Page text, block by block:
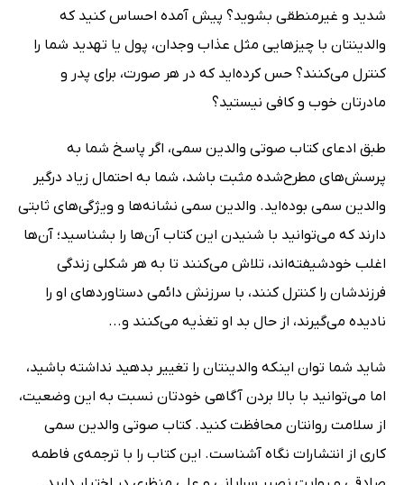
شدید و غیرمنطقی بشوید؟ پیش آمده احساس کنید که
والدینتان با چیزهایی مثل عذاب وجدان، پول یا تهدید شما را
کنترل می‌کنند؟ حس کرده‌اید که در هر صورت، برای پدر و
مادرتان خوب و کافی نیستید؟
طبق ادعای کتاب صوتی والدین سمی، اگر پاسخ شما به
پرسش‌های مطرح‌شده مثبت باشد، شما به احتمال زیاد درگیر
والدین سمی بوده‌اید. والدین سمی نشانه‌ها و ویژگی‌های ثابتی
دارند که می‌توانید با شنیدن این کتاب آن‌ها را بشناسید؛ آن‌ها
اغلب خودشیفته‌اند، تلاش می‌کنند تا به هر شکلی زندگی
فرزندشان را کنترل کنند، با سرزنش دائمی دستاوردهای او را
نادیده می‌گیرند، از حال بد او تغذیه می‌کنند و...
شاید شما توان اینکه والدینتان را تغییر بدهید نداشته باشید،
اما می‌توانید با بالا بردن آگاهی خودتان نسبت به این وضعیت،
از سلامت روانتان محافظت کنید. کتاب صوتی والدین سمی
کاری از انتشارات نگاه آشناست. این کتاب را با ترجمه‌ی فاطمه